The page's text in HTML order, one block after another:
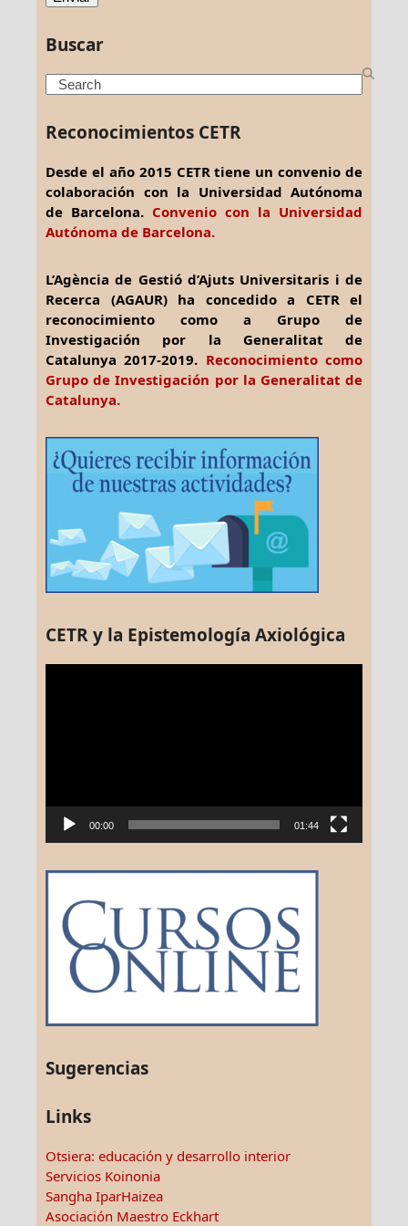
Buscar
Search
Reconocimientos CETR
Desde el año 2015 CETR tiene un convenio de
colaboración con la Universidad Autónoma
de Barcelona. Convenio con la Universidad
Autónoma de Barcelona.
L’Agència de Gestió d’Ajuts Universitaris i de
Recerca (AGAUR) ha concedido a CETR el
reconocimiento como a Grupo de
Investigación por la Generalitat de
Catalunya 2017-2019. Reconocimiento como
Grupo de Investigación por la Generalitat de
Catalunya.
CETR y la Epistemología Axiológica
00:00 01:44
Sugerencias
Links
Otsiera: educación y desarrollo interior
Servicios Koinonia
Sangha IparHaizea
Asociación Maestro Eckhart